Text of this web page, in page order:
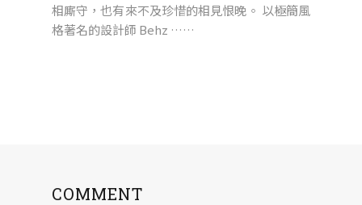
相廝守，也有來不及珍惜的相見恨晚。 以極簡風
格著名的設計師 Behz ……
COMMENT